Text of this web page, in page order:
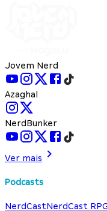
Jovem Nerd
Azaghal
NerdBunker
Ver mais
Podcasts
NerdCastNerdCast